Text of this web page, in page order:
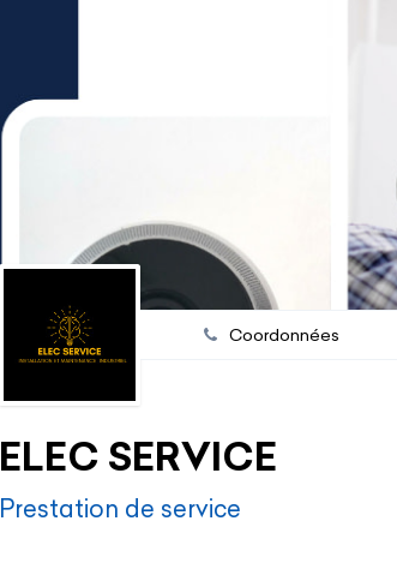
Coordonnées
ELEC SERVICE
Prestation de service